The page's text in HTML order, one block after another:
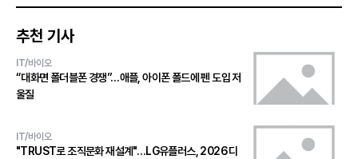
추천 기사
IT/바이오
“대화면 폴더블폰 경쟁”…애플, 아이폰 폴드에 펜 도입 저
울질
IT/바이오
"TRUST로 조직문화 재설계"…LG유플러스, 2026 디